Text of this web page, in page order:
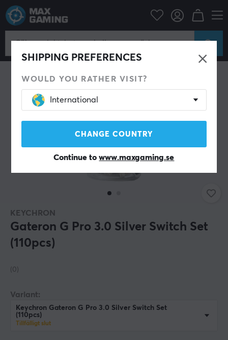
SHIPPING PREFERENCES
WOULD YOU RATHER VISIT?
International
CHANGE COUNTRY
Continue towww.maxgaming.se
Tangentbord & Tillbehör Custom keyboard Switches
KEYCHRON
Gateron G Pro 3.0 Silver Switch Set
(110pcs)
(0)
Variant:
Keychron Gateron G Pro 3.0 Silver Switch Set
(110pcs)
Tillfälligt slut